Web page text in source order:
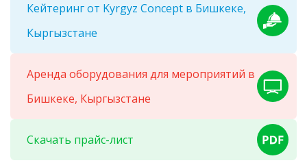
Кейтеринг от Kyrgyz Concept в Бишкеке,
Кыргызстане
Аренда оборудования для мероприятий в
Бишкеке, Кыргызстане
Скачать прайс-лист